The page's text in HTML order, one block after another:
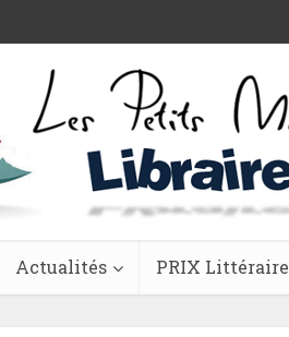
Actualités PRIX Littéraire